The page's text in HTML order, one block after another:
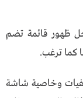
ظهور قائمة تضم
كما ترغب.
وخاصية شاشة